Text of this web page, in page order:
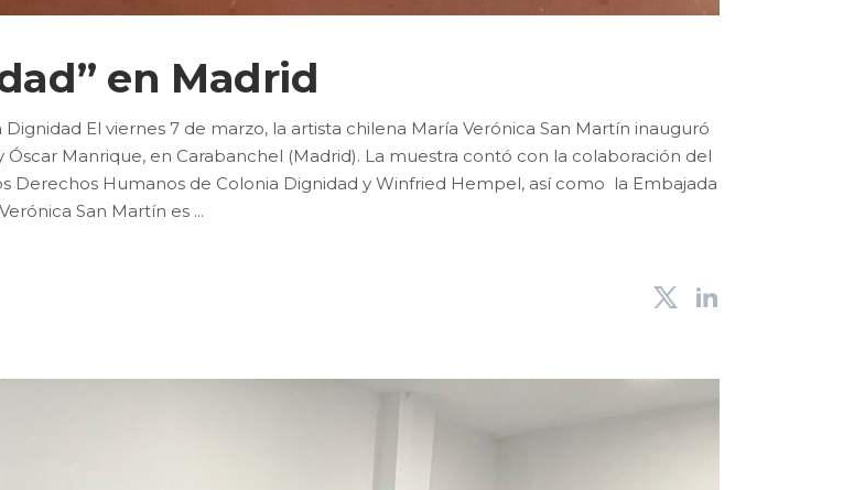
en Madrid
El viernes 7 de marzo, la artista chilena María Verónica San Martín inauguró
Manrique, en Carabanchel (Madrid). La muestra contó con la colaboración del
Derechos Humanos de Colonia Dignidad y Winfried Hempel, así como la Embajada
San Martín es